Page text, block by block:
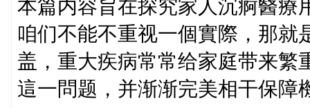
本篇内容旨在探究家人沉痾醫療
咱们不能不重视一個實際，那就
盖，重大疾病常常给家庭带来繁
這一問题，并渐渐完美相干保障